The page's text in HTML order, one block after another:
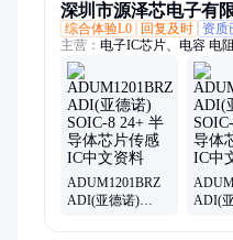
深圳市源泽芯电子有
综合体验L0
回复及时 资质
主营： 电子IC芯片、电容 电
ST、ADI、ON、GD、英飞
ADUM1201BRZ
ADI(亚德诺)
ADI(